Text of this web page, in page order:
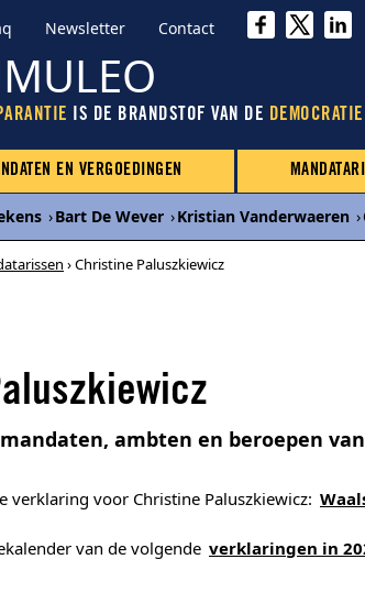
Newsletter Contact
IS DE BRANDSTOF VAN DE DEMOCRATIE
EN VERGOEDINGEN
›Bart De Wever ›Kristian Vanderwaeren ›
› Christine Paluszkiewicz
ambten en beroepen
verklaring voor Christine Paluszkiewicz:
van de volgende verklaringen in